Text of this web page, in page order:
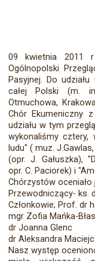
09 kwietnia 2011
Ogólnopolski
Pasyjnej. Do
całej Polski (m.
Otmuchowa,
Chór Ekumeniczny
udziału w tym
wykonaliśmy cztery,
ludu" ( muz.
(opr. J. Gałuszka),
opr. C. Paciorek) i
Chórzystów
Przewodniczący- ks.
Członkowie; Prof. dr
mgr Zofia Mańka-
dr Joanna Glenc
dr Aleksandra
Nasz występ